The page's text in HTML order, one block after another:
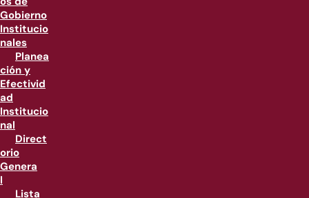
Gobierno
Institucio
nales
Planea
ción y
Efectivid
ad
Institucio
nal
Direct
orio
Genera
l
Lista